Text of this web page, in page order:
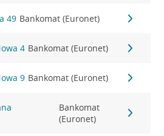
49 Bankomat (Euronet)
4 Bankomat (Euronet)
9 Bankomat (Euronet)
Bankomat
(Euronet)